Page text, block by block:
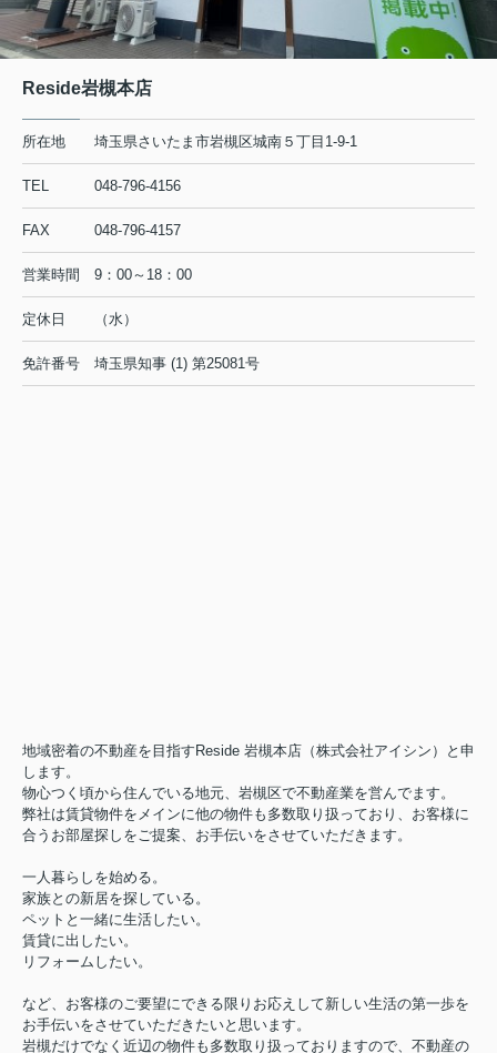
Reside岩槻本店
所在地 埼玉県さいたま市岩槻区城南５丁目1-9-1
TEL 048-796-4156
FAX 048-796-4157
営業時間 9：00～18：00
定休日 （水）
免許番号 埼玉県知事 (1) 第25081号
地域密着の不動産を目指すReside 岩槻本店（株式会社アイシン）と申
します。
物心つく頃から住んでいる地元、岩槻区で不動産業を営んでます。
弊社は賃貸物件をメインに他の物件も多数取り扱っており、お客様に
合うお部屋探しをご提案、お手伝いをさせていただきます。
一人暮らしを始める。
家族との新居を探している。
ペットと一緒に生活したい。
賃貸に出したい。
リフォームしたい。
など、お客様のご要望にできる限りお応えして新しい生活の第一歩を
お手伝いをさせていただきたいと思います。
岩槻だけでなく近辺の物件も多数取り扱っておりますので、不動産の